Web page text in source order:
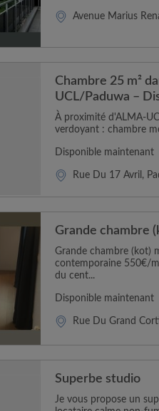
Avenue Marius
Chambre 25 m²
UCL/Paduwa –
À proximité d'ALMA-
verdoyant : chambre
Disponible maintenant
Rue Du 17 Avril,
Grande chambre
Grande chambre (kot)
contemporaine 550€/
du cent...
Disponible maintenant
Rue Du Grand
Superbe studio
Je vous propose un